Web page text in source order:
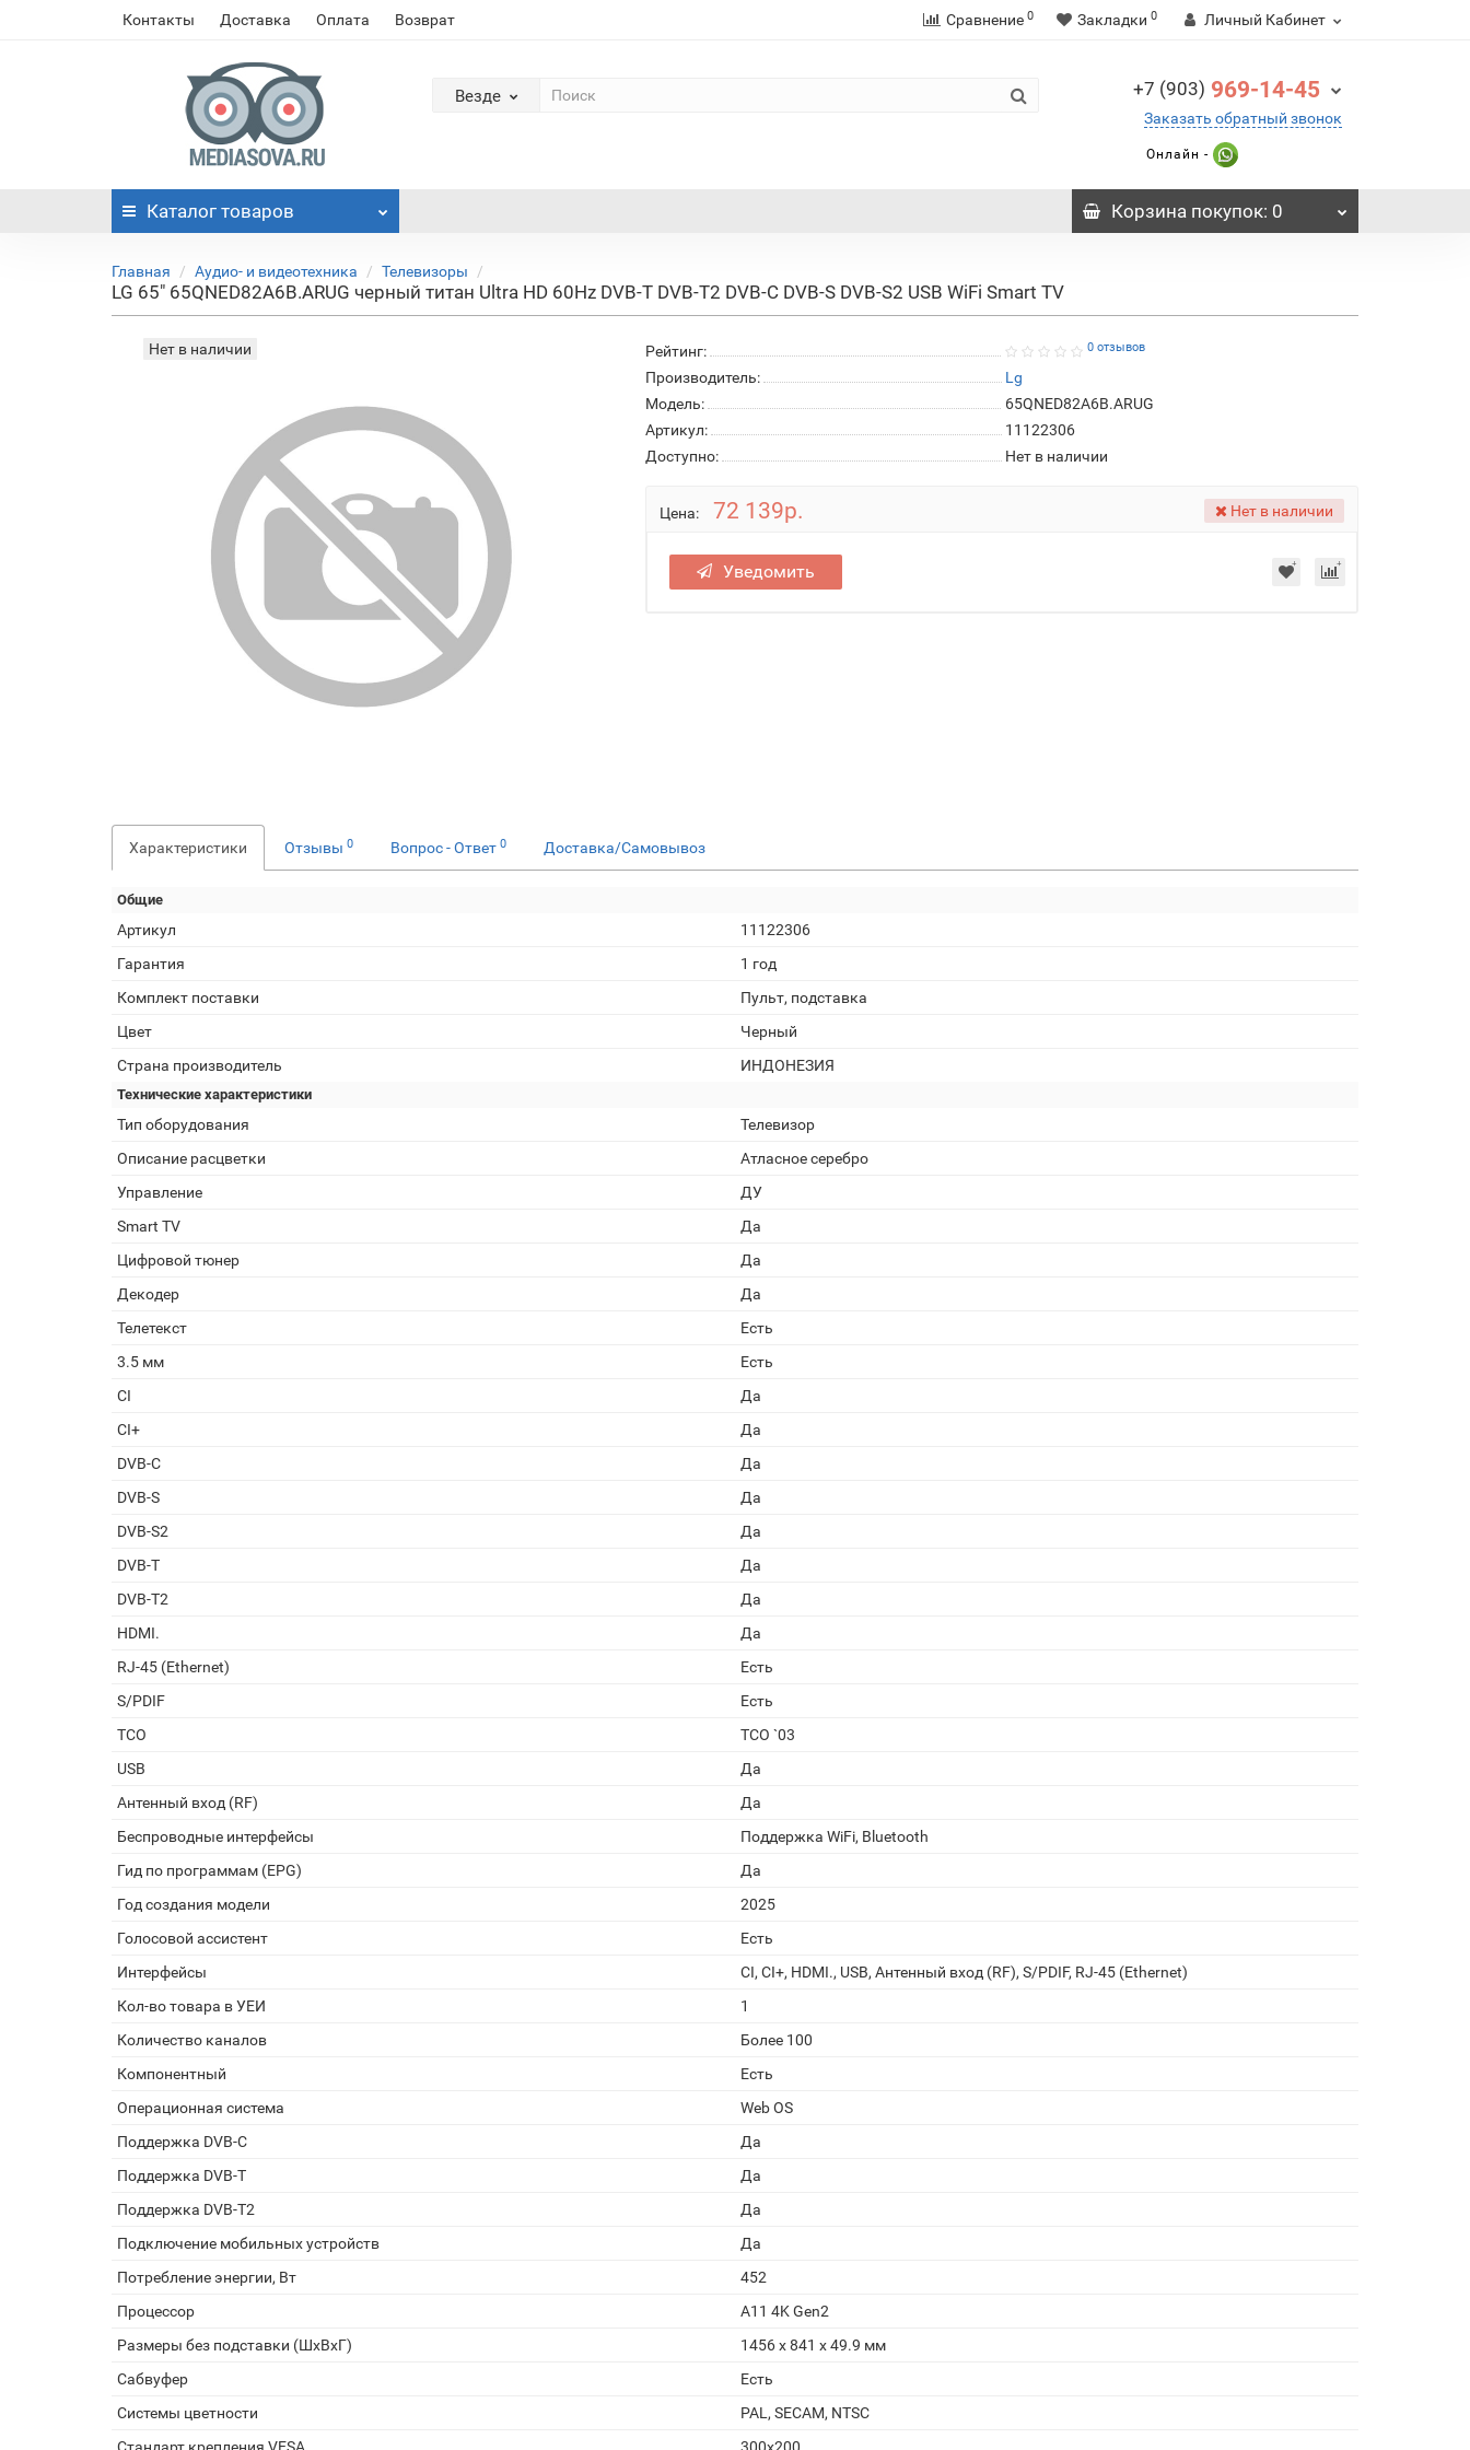
Контакты Доставка Оплата Возврат Сравнение 0 Закладки 0 Личный Кабинет
Везде +7 (903) 969-14-45
Заказать обратный звонок
Онлайн -
Каталог товаров Корзинапокупок: 0
Главная Аудио- и видеотехника Телевизоры
LG 65" 65QNED82A6B.ARUG черный титан Ultra HD 60Hz DVB-T DVB-T2 DVB-C DVB-S DVB-S2 USB WiFi Smart TV
Нет в наличии Рейтинг: 0 отзывов
Производитель:
Lg
Модель:
65QNED82A6B.ARUG
Артикул:
11122306
Доступно:
Нет в наличии
Цена: 72 139р. Нет в наличии
Уведомить
Характеристики Отзывы 0 Вопрос - Ответ 0 Доставка/Самовывоз
Общие
Артикул
11122306
Гарантия
1 год
Комплект поставки
Пульт, подставка
Цвет
Черный
Страна производитель
ИНДОНЕЗИЯ
Технические характеристики
Тип оборудования
Телевизор
Описание расцветки
Атласное серебро
Управление
ДУ
Smart TV
Да
Цифровой тюнер
Да
Декодер
Да
Телетекст
Есть
3.5 мм
Есть
CI
Да
CI+
Да
DVB-C
Да
DVB-S
Да
DVB-S2
Да
DVB-T
Да
DVB-T2
Да
HDMI.
Да
RJ-45 (Ethernet)
Есть
S/PDIF
Есть
TCO
TCO `03
USB
Да
Антенный вход (RF)
Да
Беспроводные интерфейсы
Поддержка WiFi, Bluetooth
Гид по программам (EPG)
Да
Год создания модели
2025
Голосовой ассистент
Есть
Интерфейсы
CI, CI+, HDMI., USB, Антенный вход (RF), S/PDIF, RJ-45 (Ethernet)
Кол-во товара в УЕИ
1
Количество каналов
Более 100
Компонентный
Есть
Операционная система
Web OS
Поддержка DVB-C
Да
Поддержка DVB-T
Да
Поддержка DVB-T2
Да
Подключение мобильных устройств
Да
Потребление энергии, Вт
452
Процессор
A11 4K Gen2
Размеры без подставки (ШxВxГ)
1456 x 841 x 49.9 мм
Сабвуфер
Есть
Системы цветности
PAL, SECAM, NTSC